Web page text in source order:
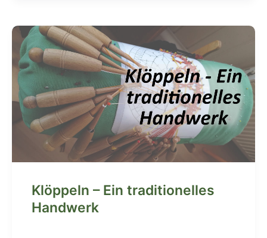
Klöppeln – Ein traditionelles
Handwerk